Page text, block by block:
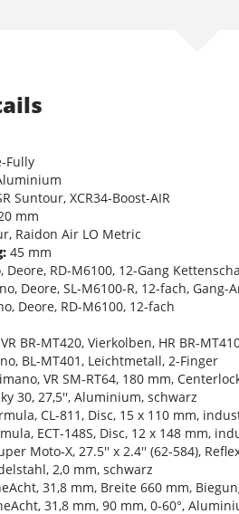
Fully
Suntour, XCR34-Boost-AIR
mm
Raidon Air LO Metric
45 mm
Deore, RD-M6100, 12-Gang
Deore, SL-M6100-R, 12-fach, Gang-
Deore, RD-M6100, 12-fach
BR-MT420, Vierkolben, HR BR-
BL-MT401, Leichtmetall, 2-Finger
VR SM-RT64, 180 mm,
30, 27,5'', Aluminium, schwarz
CL-811, Disc, 15 x 110 mm,
ECT-148S, Disc, 12 x 148 mm,
Moto-X, 27.5'' x 2.4'' (62-584),
2,0 mm, schwarz
31,8 mm, Breite 660 mm,
31,8 mm, 90 mm, 0-60°,